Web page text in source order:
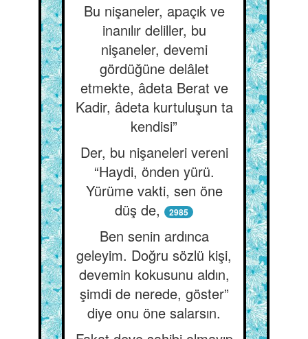
Bu nişaneler, apaçık ve
inanılır deliller, bu
nişaneler, devemi
gördüğüne delâlet
etmekte, âdeta Berat ve
Kadir, âdeta kurtuluşun ta
kendisi”
Der, bu nişaneleri vereni
“Haydi, önden yürü.
Yürüme vakti, sen öne
düş de,
2985
Ben senin ardınca
geleyim. Doğru sözlü kişi,
devemin kokusunu aldın,
şimdi de nerede, göster”
diye onu öne salarsın.